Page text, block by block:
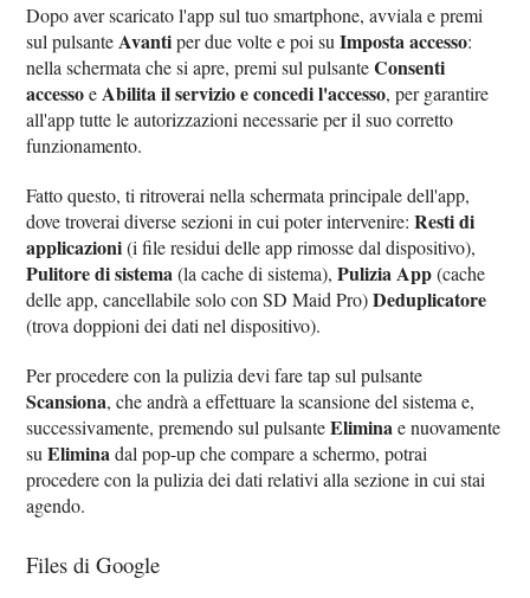
Dopo aver scaricato l'app sul tuo smartphone, avviala e premi
sul pulsante Avantiper due volte e poi suImposta accesso:
nella schermata che si apre, premi sul pulsanteConsenti
accessoe Abilita il servizio e concedi l'accesso, per garantire
all'app tutte le autorizzazioni necessarie per il suo corretto
funzionamento.
Fatto questo, ti ritroverai nella schermata principale dell'app,
dove troverai diverse sezioni in cui poter intervenire:Resti di
applicazioni(i file residui delle app rimosse dal dispositivo),
Pulitore di sistema (la cache di sistema),Pulizia App(cache
delle app, cancellabile solo con SD Maid Pro)Deduplicatore
(trova doppioni dei dati nel dispositivo).
Per procedere con la pulizia devi fare tap sul pulsante
Scansiona, che andrà a effettuare la scansione del sistema e,
successivamente, premendo sul pulsanteElimina e nuovamente
suElimina dal pop-up che compare a schermo, potrai
procedere con la pulizia dei dati relativi alla sezione in cui stai
agendo.
Files di Google